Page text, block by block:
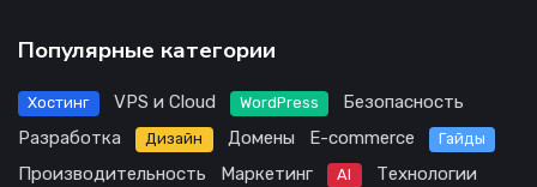
Популярные категории
Хостинг VPS и Cloud WordPress
Безопасность
Разработка
Дизайн Домены E-commerce Гайды
Производительность Маркетинг AI
Технологии